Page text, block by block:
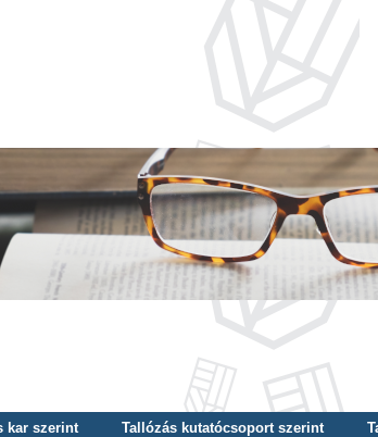
kar szerint Tallózás kutatócsoport szerint